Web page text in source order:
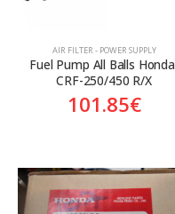
AIR FILTER - POWER SUPPLY
Fuel Pump All Balls Honda
CRF-250/450 R/X
101.85€